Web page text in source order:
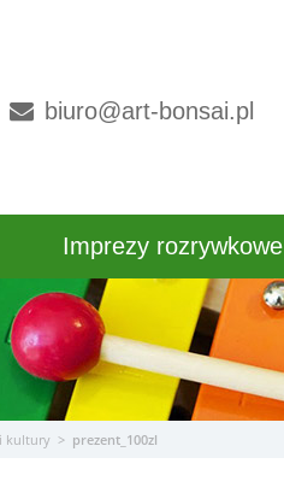
biuro@art-bonsai.pl
Imprezy rozrywkowe
kultury > prezent_100zl